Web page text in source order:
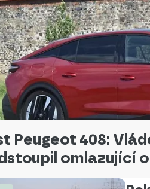
Peugeot 408:
omlazující